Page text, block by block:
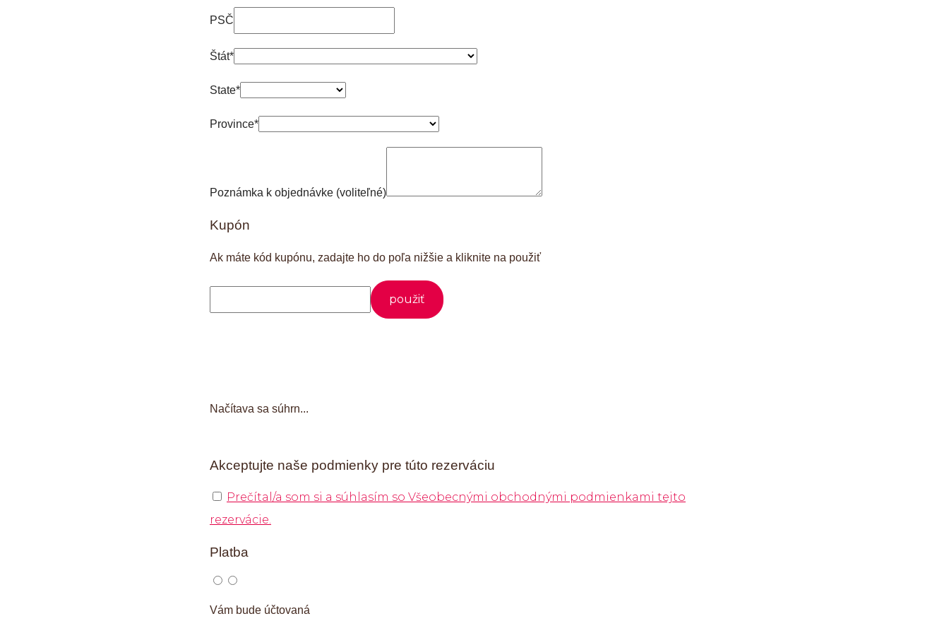
PSČ
Štát*
State*
Province*
Poznámka k objednávke (voliteľné)
Kupón
Ak máte kód kupónu, zadajte ho do poľa nižšie a kliknite na použiť
Načítava sa súhrn...
Akceptujte naše podmienky pre túto rezerváciu
Prečítal/a som si a súhlasím so Všeobecnými obchodnými podmienkami tejto
rezervácie.
Platba
Vám bude účtovaná